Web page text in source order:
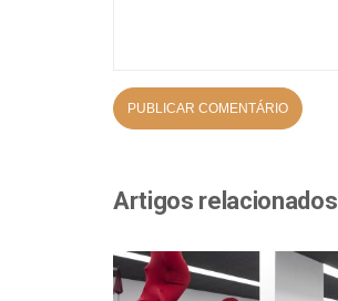
Artigos relacionados